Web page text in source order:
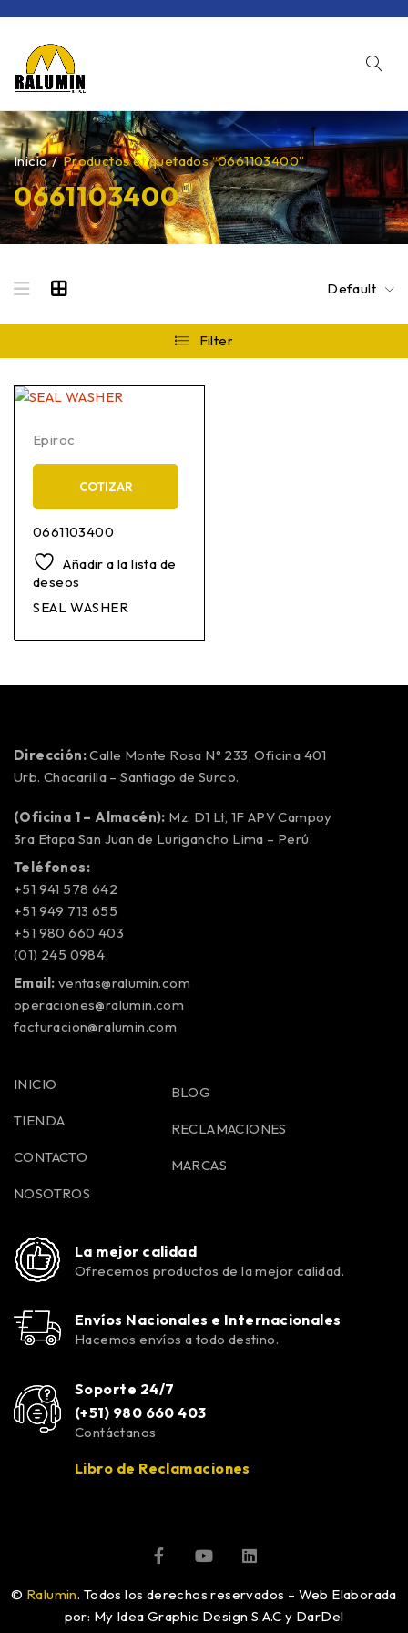
0661103400
Inicio / Productos etiquetados “0661103400”
Default
Filter
Epiroc
COTIZAR
0661103400
Añadir a la lista de
deseos
SEAL WASHER
Dirección:Calle Monte Rosa N° 233, Oficina 401
Urb. Chacarilla – Santiago de Surco.
(Oficina 1 – Almacén): Mz. D1 Lt, 1F APV Campoy
3ra Etapa San Juan de Lurigancho Lima – Perú.
Teléfonos:
+51 941 578 642
+51 949 713 655
+51 980 660 403
(01) 245 0984
Email: ventas@ralumin.com
operaciones@ralumin.com
facturacion@ralumin.com
INICIO
TIENDA
CONTACTO
NOSOTROS
BLOG
RECLAMACIONES
MARCAS
La mejor calidad
Ofrecemos productos de la mejor calidad.
Envíos Nacionales e Internacionales
Hacemos envíos a todo destino.
Soporte 24/7
(+51) 980 660 403
Contáctanos
Libro de Reclamaciones
© Ralumin. Todos los derechos reservados – Web Elaborada
por: My Idea Graphic Design S.A.C y DarDel